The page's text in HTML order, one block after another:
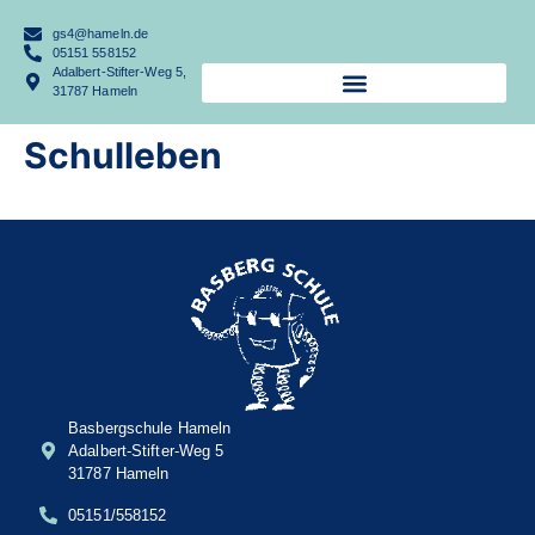
gs4@hameln.de
05151 558152
Adalbert-Stifter-Weg 5,
31787 Hameln
Schulleben
Basbergschule Hameln
Adalbert-Stifter-Weg 5
31787 Hameln
05151/558152